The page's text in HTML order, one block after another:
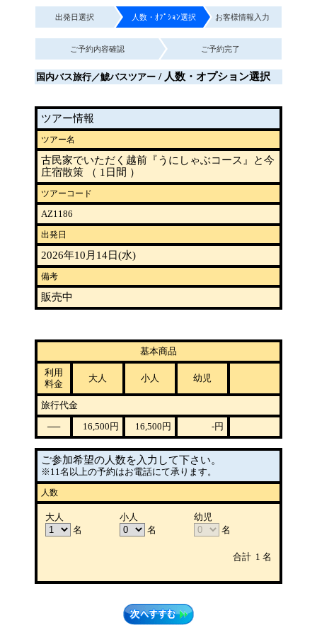
出発日選択 人数・ｵﾌﾟｼｮﾝ選択 お客様情報入力
ご予約内容確認 ご予約完了
国内バス旅行／鯱バスツアー / 人数・オプション選択
ツアー情報
ツアー名
古民家でいただく越前『うにしゃぶコース』と今
庄宿散策 （ 1日間 ）
ツアーコード
AZ1186
出発日
2026年10月14日(水)
備考
販売中
基本商品
利用
料金
大人 小人 幼児
旅行代金
──
16,500 円 16,500 円 -円
ご参加希望の人数を入力して下さい。
※11名以上の予約はお電話にて承ります。
人数
大人
名
小人
名
幼児
名
合計 1 名